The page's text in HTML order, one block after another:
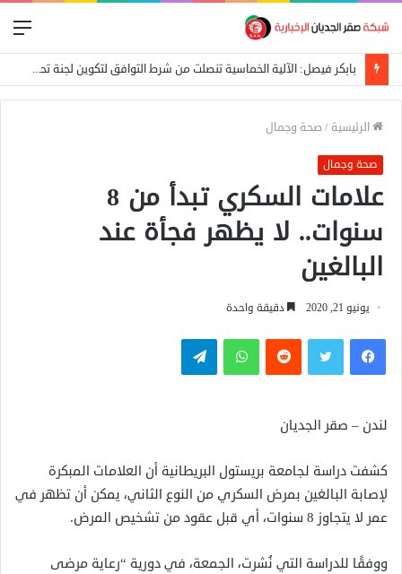
بابكر فيصل: الآلية الخماسية تنصلت من شرط التوافق لتكوين لجنة تحضيرية
الرئيسية / صحة وجمال
صحة وجمال
علامات السكري تبدأ من 8
سنوات.. لا يظهر فجأة عند
البالغين
يونيو 21, 2020 دقيقة واحدة
فيسبوكتويتر واتساب تيلقرام
لندن – صقر الجديان
كشفت دراسة لجامعة بريستول البريطانية أن العلامات المبكرة
لإصابة البالغين بمرض السكري من النوع الثاني، يمكن أن تظهر في
عمر لا يتجاوز 8 سنوات، أي قبل عقود من تشخيص المرض.
ووفقًا للدراسة التي نُشرت، الجمعة، في دورية “رعاية مرضى